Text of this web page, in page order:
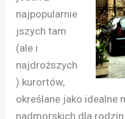
najpopularnie
jszych tam
(ale i
najdroższych
) kurortów,
określane jako idealne
nadmorskich dla